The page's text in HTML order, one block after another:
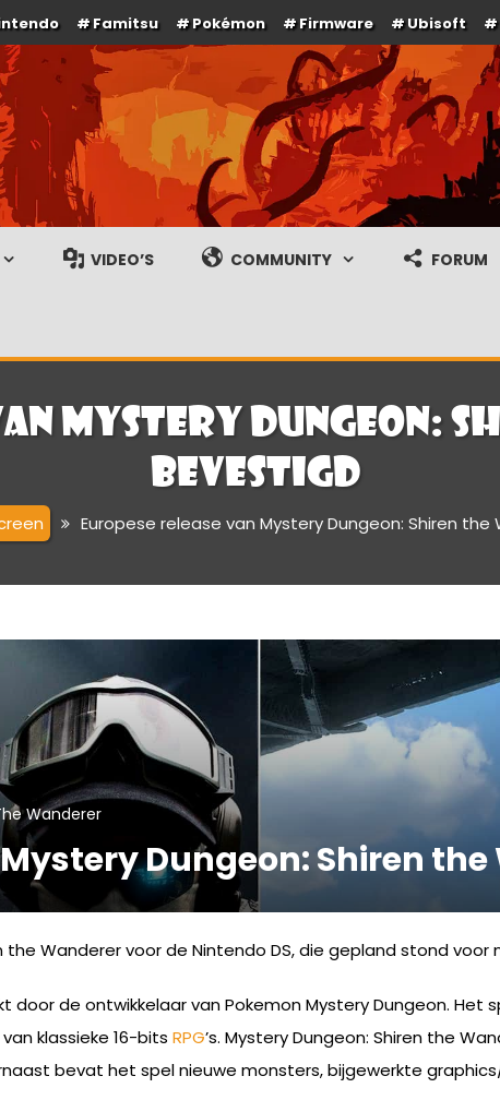
Famitsu Pokémon Firmware Ubisoft
en gameplay streams
VIDEO’S COMMUNITY FORUM
Mystery Dungeon:
bevestigd
Europese release van Mystery Dungeon: Shiren
Wanderer
Dungeon: Shiren
the Wanderer voor de Nintendo DS, die gepland stond voor
door de ontwikkelaar van Pokemon Mystery Dungeon.
klassieke 16-bits RPG’s. Mystery Dungeon: Shiren the
bevat het spel nieuwe monsters, bijgewerkte